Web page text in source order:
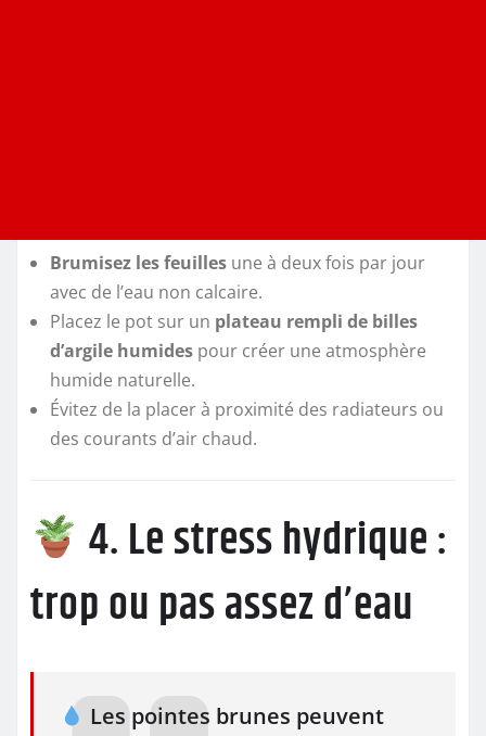
Brumisez les feuilles une à deux fois par jour
avec de l’eau non calcaire.
Placez le pot sur un plateau rempli de billes
d’argile humides pour créer une atmosphère
humide naturelle.
Évitez de la placer à proximité des radiateurs ou
des courants d’air chaud.
4. Le stress hydrique :
trop ou pas assez d’eau
Les pointes brunes peuvent